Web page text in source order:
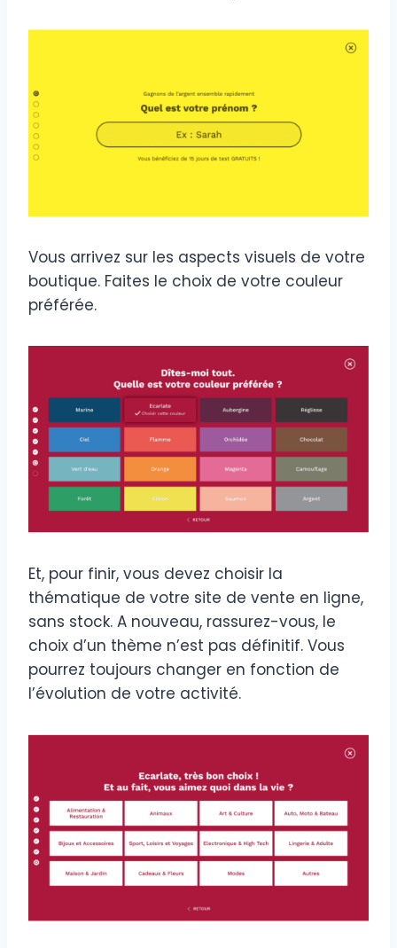
Vous arrivez sur les aspects visuels de votre
boutique. Faites le choix de votre couleur
préférée.
Et, pour finir, vous devez choisir la
thématique de votre site de vente en ligne,
sans stock. A nouveau, rassurez-vous, le
choix d’un thème n’est pas définitif. Vous
pourrez toujours changer en fonction de
l’évolution de votre activité.